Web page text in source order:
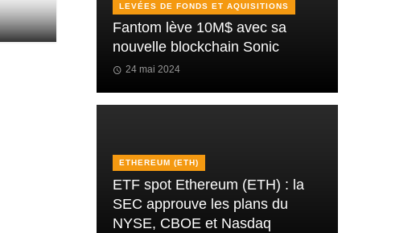
LEVÉES DE FONDS ET AQUISITIONS
Fantom lève 10M$ avec sa
nouvelle blockchain Sonic
24 mai 2024
ETHEREUM (ETH)
ETF spot Ethereum (ETH) : la
SEC approuve les plans du
NYSE, CBOE et Nasdaq